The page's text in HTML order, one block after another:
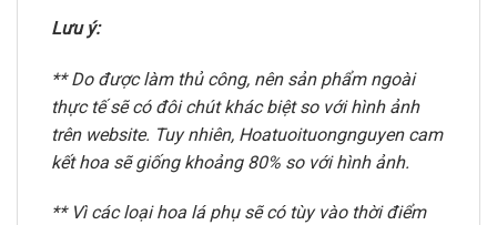
Lưu ý:
** Do được làm thủ công, nên sản phẩm ngoài
thực tế sẽ có đôi chút khác biệt so với hình ảnh
trên website. Tuy nhiên, Hoatuoituongnguyen cam
kết hoa sẽ giống khoảng 80% so với hình ảnh.
** Vì các loại hoa lá phụ sẽ có tùy vào thời điểm